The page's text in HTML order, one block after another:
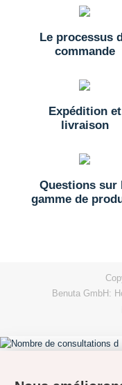
Le processus
commande
Expédition et
livraison
Questions sur
gamme de
Benuta GmbH: